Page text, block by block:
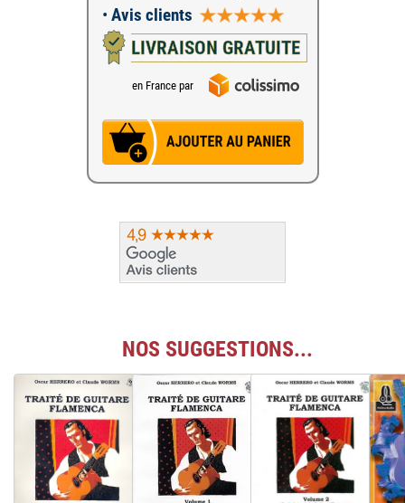
• Avis clients
LIVRAISON GRATUITE
en France par
NOS SUGGESTIONS...